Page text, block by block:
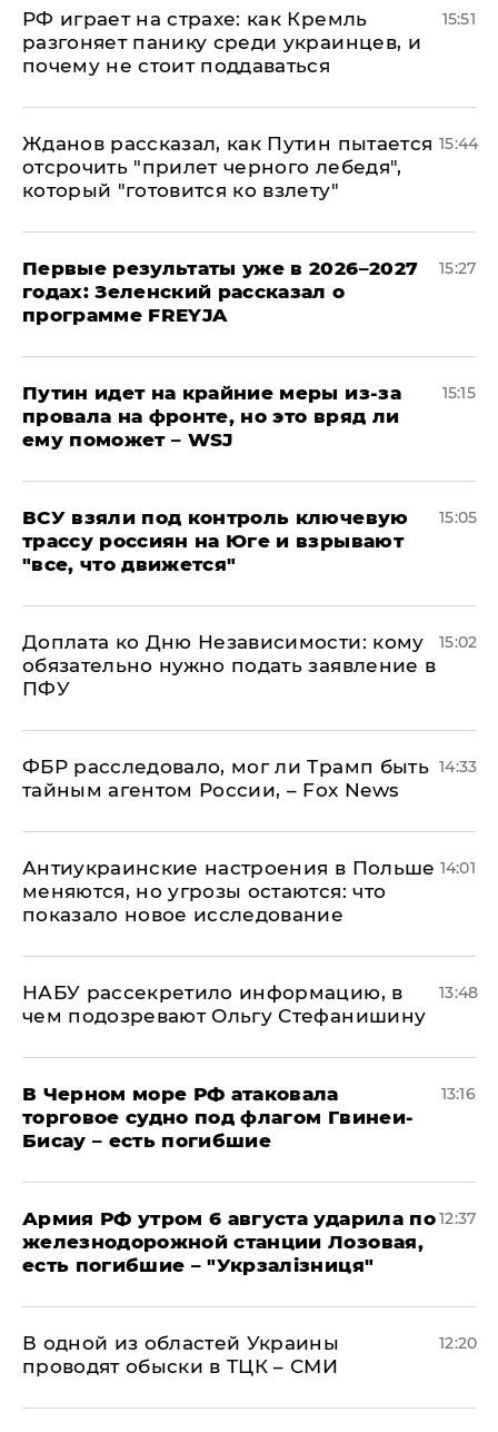
РФ играет на страхе: как Кремль
разгоняет панику среди украинцев, и
почему не стоит поддаваться
15:51
Жданов рассказал, как Путин пытается
отсрочить "прилет черного лебедя",
который "готовится ко взлету"
15:44
Первые результаты уже в 2026–2027
годах: Зеленский рассказал о
программе FREYJA
15:27
Путин идет на крайние меры из-за
провала на фронте, но это вряд ли
ему поможет – WSJ
15:15
ВСУ взяли под контроль ключевую
трассу россиян на Юге и взрывают
"все, что движется"
15:05
Доплата ко Дню Независимости: кому
обязательно нужно подать заявление в
ПФУ
15:02
ФБР расследовало, мог ли Трамп быть
тайным агентом России, – Fox News
14:33
Антиукраинские настроения в Польше
меняются, но угрозы остаются: что
показало новое исследование
14:01
НАБУ рассекретило информацию, в
чем подозревают Ольгу Стефанишину
13:48
В Черном море РФ атаковала
торговое судно под флагом Гвинеи-
Бисау – есть погибшие
13:16
Армия РФ утром 6 августа ударила по
железнодорожной станции Лозовая,
есть погибшие – "Укрзалізниця"
12:37
В одной из областей Украины
проводят обыски в ТЦК – СМИ
12:20